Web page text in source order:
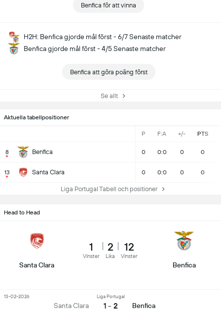
Benfica för att vinna
H2H: Benfica gjorde mål först - 6/7 Senaste matcher
Benfica gjorde mål först - 4/5 Senaste matcher
Benfica att göra poäng först
Se allt
Aktuella tabellpositioner
P F:A +/- PTS
8 Benfica 0 0:0 0 0
13 Santa Clara 0 0:0 0 0
Liga Portugal Tabell och positioner
Head to Head
Santa Clara
1
Vinster
2
Lika
12
Vinster
Benfica
Santa Clara
Liga Portugal
1 - 2 Benfica
13-02-2026